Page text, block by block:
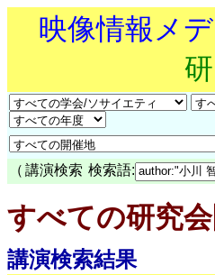
映像情報メ
（ 講演検索 検索語:
すべての研究
講演検索結果